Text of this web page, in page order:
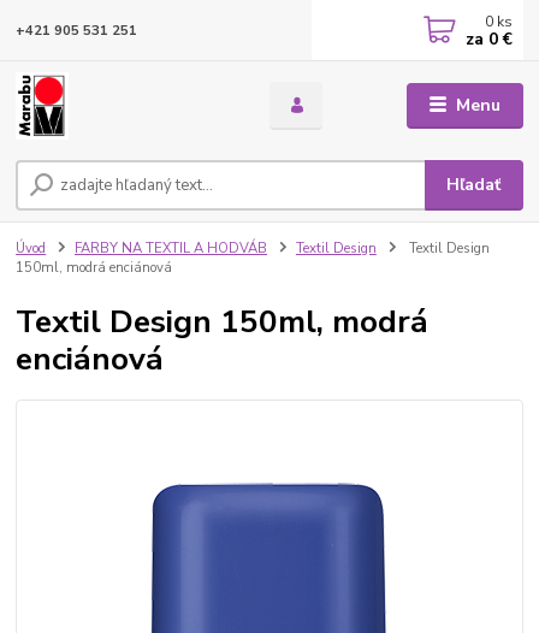
Menu
Hľadať
+421 905 531 251 0 ks
za 0 €
Úvod FARBY NA TEXTIL A HODVÁB Textil Design
Textil Design
150ml, modrá enciánová
Textil Design 150ml, modrá
enciánová